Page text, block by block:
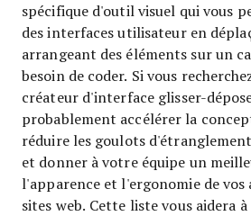
spécifique d'outil visuel qui vous
des interfaces utilisateur en
arrangeant des éléments sur un
besoin de coder. Si vous
créateur d'interface glisser-
probablement accélérer la
réduire les goulots
et donner à votre équipe un
l'apparence et l'ergonomie de
sites web. Cette liste vous aidera